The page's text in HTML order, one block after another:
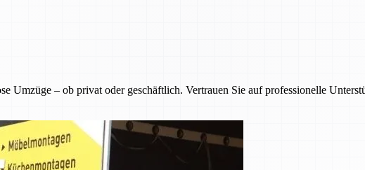
Umzüge – ob privat oder geschäftlich. Vertrauen Sie auf professionelle